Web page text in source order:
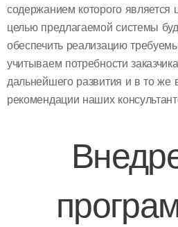
содержанием которого является
целью предлагаемой системы
обеспечить реализацию
учитываем потребности
дальнейшего развития и в то же
рекомендации наших